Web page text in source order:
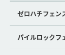
ゼロハチフェン
パイルロックフ